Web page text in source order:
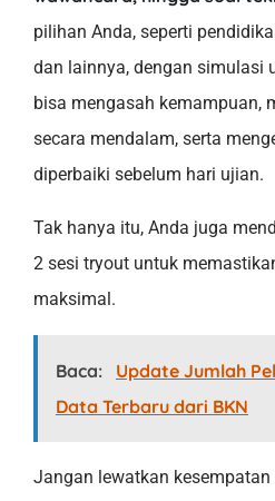
pilihan Anda, seperti
dan lainnya, dengan simulasi
bisa mengasah kemampuan,
secara mendalam, serta
diperbaiki sebelum hari ujian.
Tak hanya itu, Anda juga
2 sesi tryout untuk
maksimal.
Baca:
Update Jumlah
Data Terbaru dari BKN
Jangan lewatkan kesempatan